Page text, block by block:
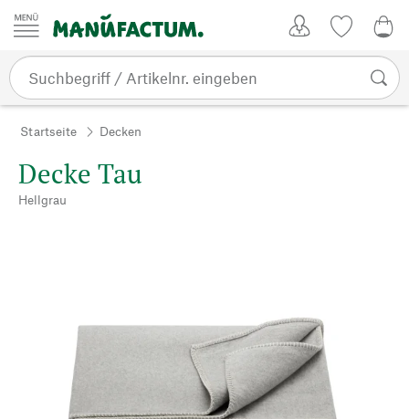
Zum Inhalt springen
Startseite Decken
Decke Tau
Hellgrau